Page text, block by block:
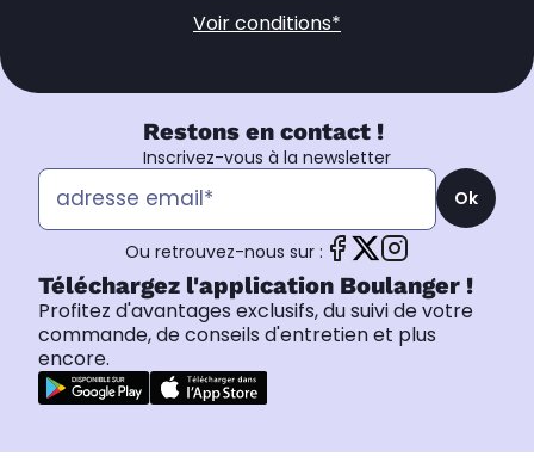
Voir conditions*
Restons en contact !
Inscrivez-vous à la newsletter
Ok
Ou retrouvez-nous sur :
Téléchargez l'application Boulanger !
Profitez d'avantages exclusifs, du suivi de votre
commande, de conseils d'entretien et plus
encore.